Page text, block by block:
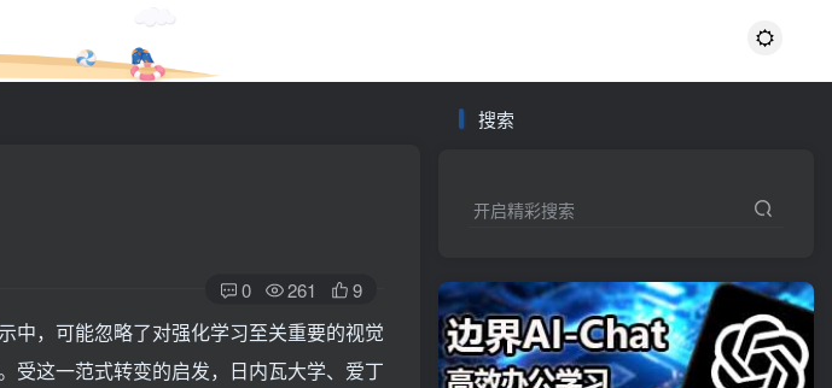
0 261 9
中，可能忽略了对强化学习至关重要的视觉
受这一范式转变的启发，日内瓦大学、爱丁
搜索
开启精彩搜索